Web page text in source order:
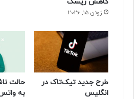
ژوئن 15, 2026
طرح جدید تیک‌تاک در
انگلیس
به